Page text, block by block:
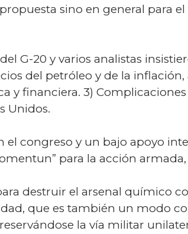
sino en general para
G-20 y varios analistas
del petróleo y de la
y financiera. 3)
Unidos.
congreso y un bajo apoyo
para la acción armada,
destruir el arsenal químico
que es también un modo
la vía militar